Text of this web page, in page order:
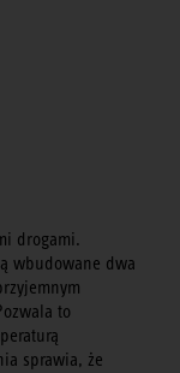
drogami.
wbudowane dwa
to
sprawia, że